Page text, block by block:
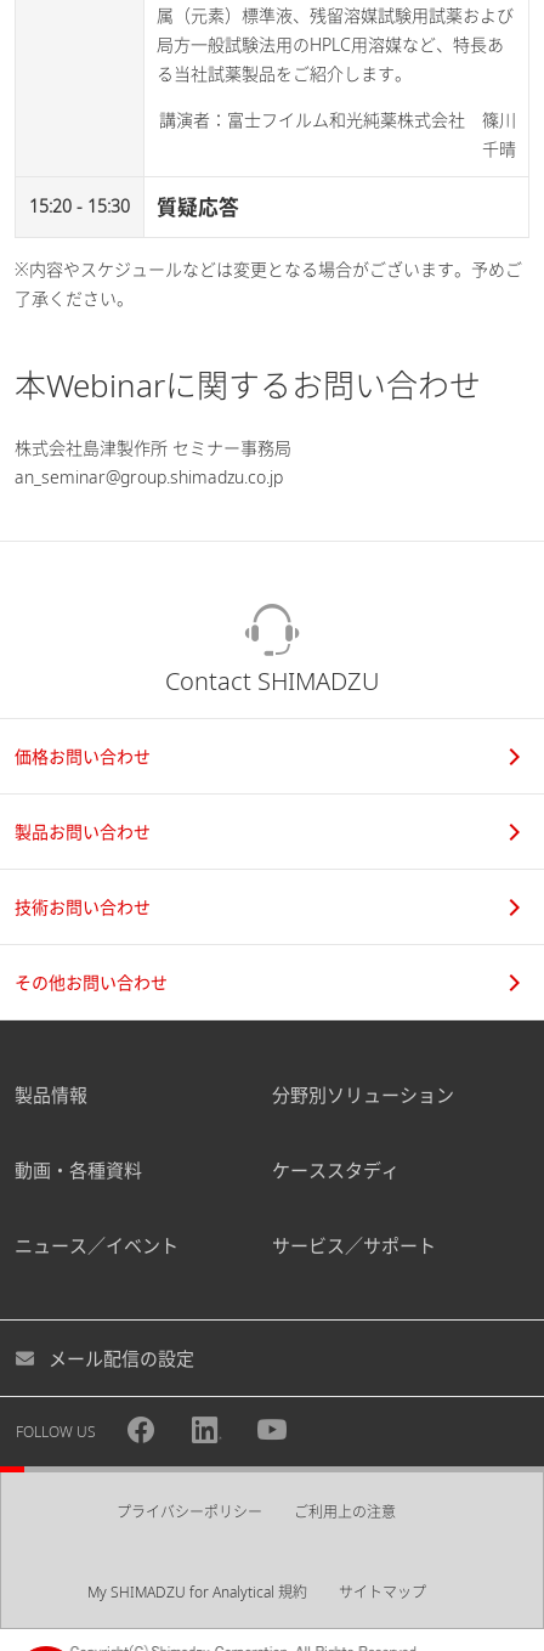
属（元素）標準液、残留溶媒試験用試薬および
局方一般試験法用のHPLC用溶媒など、特長あ
る当社試薬製品をご紹介します。​
講演者：富士フイルム和光純薬株式会社 篠川
千晴
15:20 - 15:30 質疑応答
※内容やスケジュールなどは変更となる場合がございます。予めご
了承ください。
本Webinarに関するお問い合わせ
株式会社島津製作所 セミナー事務局
an_seminar@group.shimadzu.co.jp
Contact SHIMADZU
価格お問い合わせ
製品お問い合わせ
技術お問い合わせ
その他お問い合わせ
製品情報 分野別ソリューション
動画・各種資料 ケーススタディ
ニュース／イベント サービス／サポート
メール配信の設定
FOLLOW US
プライバシーポリシー ご利用上の注意
My SHIMADZU for Analytical 規約 サイトマップ